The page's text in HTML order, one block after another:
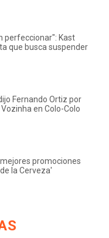
perfeccionar": Kast
que busca suspender
Fernando Ortiz por
en Colo-Colo
promociones
la Cerveza'